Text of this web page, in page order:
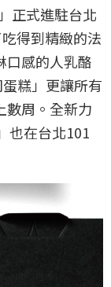
正式進駐台北
得到精緻的法
口感的人乳酪
糕」更讓所有
數周。全新⼒
也在台北101